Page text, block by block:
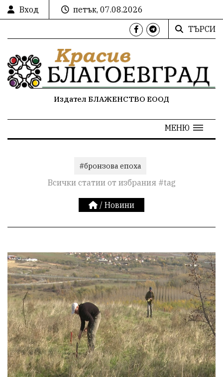
Вход
петък, 07.08.2026
ТЪРСИ
Издател БЛАЖЕНСТВО ЕООД
МЕНЮ
#бронзова епоха
Всички статии от избрания #tag
/ Новини